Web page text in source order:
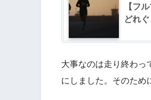
【フ
どれ
大事なのは走り終わっ
にしました。そのため